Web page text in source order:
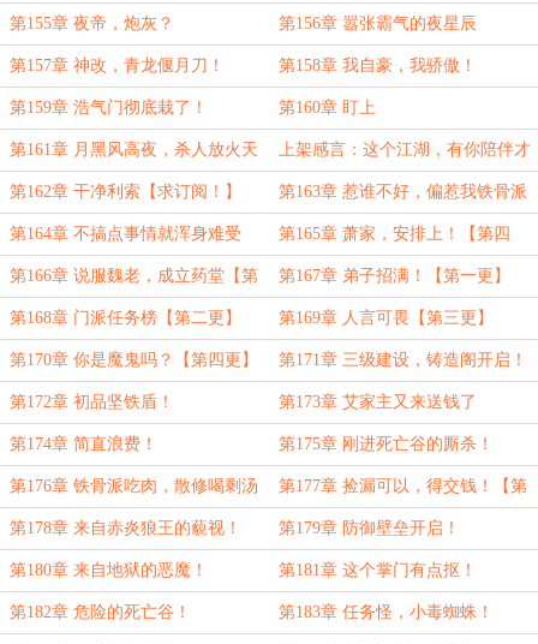
第155章 夜帝，炮灰？ 第156章 嚣张霸气的夜星辰
第157章 神改，青龙偃月刀！ 第158章 我自豪，我骄傲！
第159章 浩气门彻底栽了！ 第160章 盯上
第161章 月黑风高夜，杀人放火天 上架感言：这个江湖，有你陪伴才
精彩
第162章 干净利索【求订阅！】 第163章 惹谁不好，偏惹我铁骨派
【第二更】
第164章 不搞点事情就浑身难受
【第三更】
第165章 萧家，安排上！【第四
更】
第166章 说服魏老，成立药堂【第
五更】
第167章 弟子招满！【第一更】
第168章 门派任务榜【第二更】 第169章 人言可畏【第三更】
第170章 你是魔鬼吗？【第四更】 第171章 三级建设，铸造阁开启！
第172章 初品坚铁盾！ 第173章 艾家主又来送钱了
第174章 简直浪费！ 第175章 刚进死亡谷的厮杀！
第176章 铁骨派吃肉，散修喝剩汤 第177章 捡漏可以，得交钱！【第
四更】
第178章 来自赤炎狼王的藐视！ 第179章 防御壁垒开启！
第180章 来自地狱的恶魔！ 第181章 这个掌门有点抠！
第182章 危险的死亡谷！ 第183章 任务怪，小毒蜘蛛！